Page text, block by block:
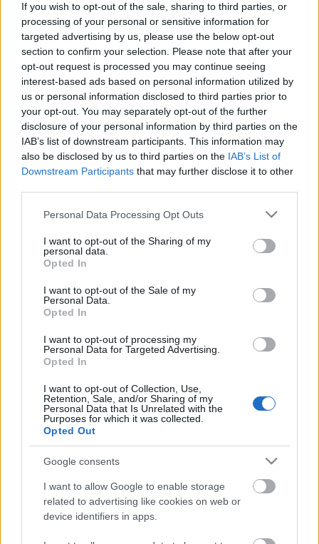
If you wish to opt-out of the sale, sharing to third parties, or
processing of your personal or sensitive information for
targeted advertising by us, please use the below opt-out
section to confirm your selection. Please note that after your
opt-out request is processed you may continue seeing
interest-based ads based on personal information utilized by
us or personal information disclosed to third parties prior to
your opt-out. You may separately opt-out of the further
disclosure of your personal information by third parties on the
IAB’s list of downstream participants. This information may
also be disclosed by us to third parties on the IAB’s List of
Downstream Participants that may further disclose it to other
Please note that this website/app uses one or more Google
not limited to your visit or usage behaviour. You may click to
grant or deny consent to Google and its third-party tags to
use your data for below specified purposes in below Google
consent section.
Personal Data Processing Opt Outs
I want to opt-out of the Sharing of my
personal data.
Opted In
I want to opt-out of the Sale of my
Personal Data.
Opted In
I want to opt-out of processing my
Personal Data for Targeted Advertising.
Opted In
I want to opt-out of Collection, Use,
Retention, Sale, and/or Sharing of my
Personal Data that Is Unrelated with the
Purposes for which it was collected.
Opted Out
Google consents
I want to allow Google to enable storage
related to advertising like cookies on web or
device identifiers in apps.
amiben gyerek játsszák a főszerepet. Mindkét
esetben olyan prózai előadás született, amiben a
gyerekekkel közösen kialakított, személyiségükre
szabott játék-dramaturgia működik, sőt
folyamatosan formálódik - még a bemutató óta is. A
Legyek Ura előkészületeit ötnapos TIE (színházi
nevelési) programmal kezdtük: az volt a célunk, hogy
a gyerekekkel még szereposztás előtt - a megfelelő
szakmai eszközökkel - végigjátsszuk a történet
legfontosabb momentumait. Különböző játékok,
helyzetek, a regényből vett főbb konfliktusok
történik. Csak ezután kezdtünk el próbálni.
A szereplők - miközben szörnyű és kegyetlen
folyamatot ábrázolnak - mindvégig alkotói,
tizenhárman a darab kezdetétől a végéig nem
hagyják el a színpadot (a szigetet). A bemutató óta
egyik legfontosabb célunk az, hogy előadásról-
előadásra megmaradjon bennünk a játék élménye,
és egészséges tudják kezelni a sikert (eddig több
mint hatezren - elsősorban tizenévesek - látták az
előadást).